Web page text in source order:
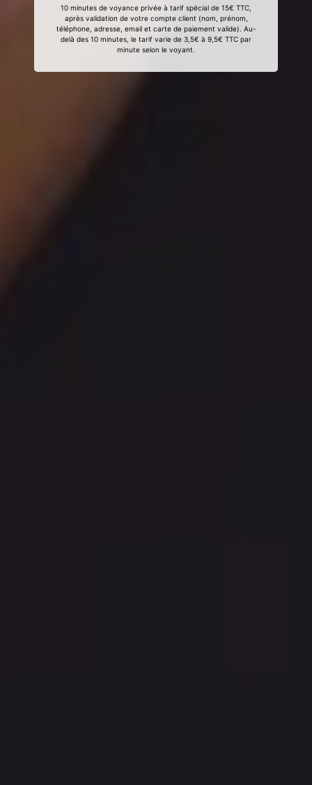
10 minutes de voyance privée à tarif spécial de 15€ TTC,
après validation de votre compte client (nom, prénom,
téléphone, adresse, email et carte de paiement valide). Au-
delà des 10 minutes, le tarif varie de 3,5€ à 9,5€ TTC par
minute selon le voyant.